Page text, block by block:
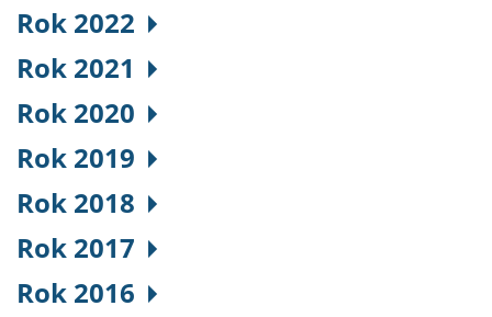
Rok 2022
Rok 2021
Rok 2020
Rok 2019
Rok 2018
Rok 2017
Rok 2016